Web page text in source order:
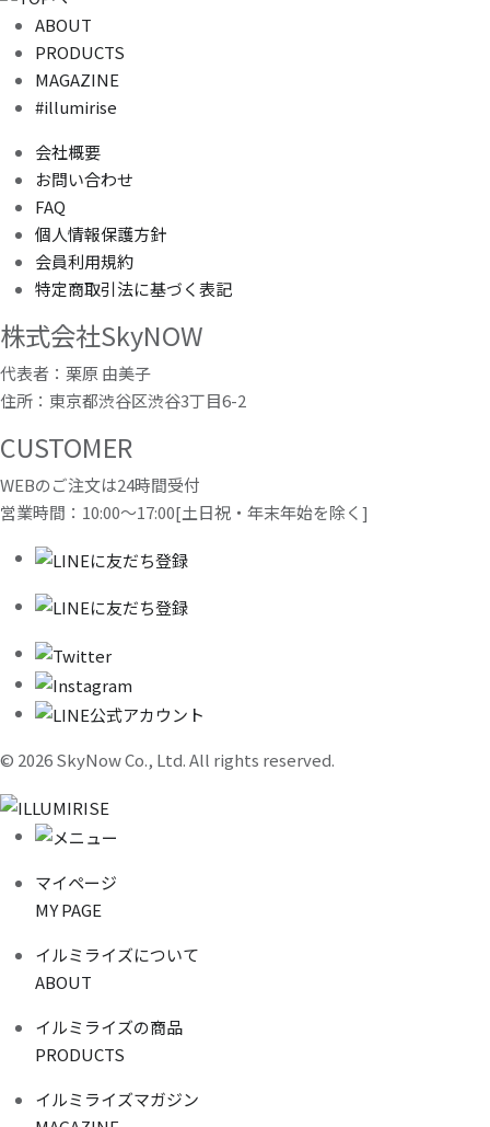
ABOUT
PRODUCTS
MAGAZINE
#illumirise
会社概要
お問い合わせ
FAQ
個人情報保護方針
会員利用規約
特定商取引法に基づく表記
株式会社SkyNOW
代表者：栗原 由美子
住所：東京都渋谷区渋谷3丁目6-2
CUSTOMER
WEBのご注文は24時間受付
営業時間：10:00～17:00[土日祝・年末年始を除く]
©︎ 2026 SkyNow Co., Ltd. All rights reserved.
マイページ
MY PAGE
イルミライズについて
ABOUT
イルミライズの商品
PRODUCTS
イルミライズマガジン